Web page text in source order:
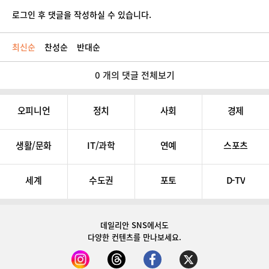
로그인 후 댓글을 작성하실 수 있습니다.
최신순 찬성순 반대순
0 개의 댓글 전체보기
오피니언 정치 사회 경제
생활/문화 IT/과학 연예 스포츠
세계 수도권 포토 D-TV
데일리안 SNS에서도
다양한 컨텐츠를 만나보세요.